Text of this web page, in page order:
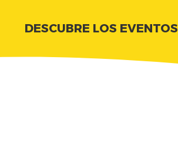
DESCUBRE LOS EVENTOS